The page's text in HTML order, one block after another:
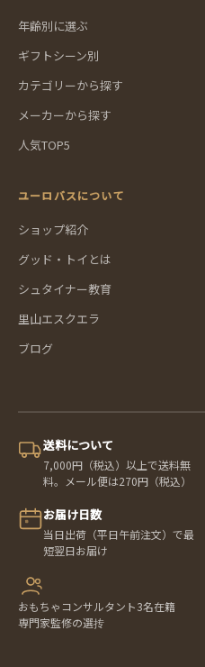
年齢別に選ぶ
ギフトシーン別
カテゴリーから探す
メーカーから探す
人気TOP5
ユーロバスについて
ショップ紹介
グッド・トイとは
シュタイナー教育
里山エスクエラ
ブログ
送料について
7,000円（税込）以上で送料無
料。メール便は270円（税込）
お届け日数
当日出荷（平日午前注文）で最
短翌日お届け
おもちゃコンサルタント3名在籍
専門家監修の選抟